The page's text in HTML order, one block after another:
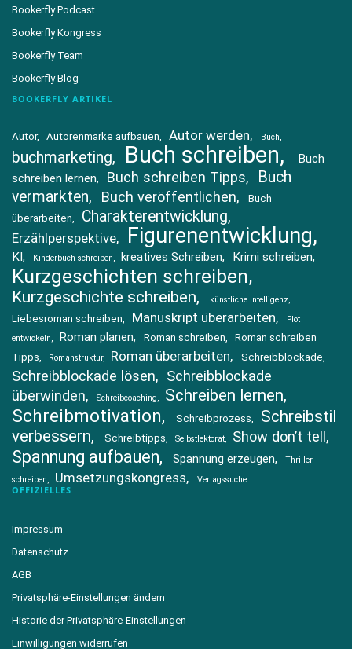
Bookerfly Podcast
Bookerfly Kongress
Bookerfly Team
Bookerfly Blog
BOOKERFLY ARTIKEL
Autor Autorenmarke aufbauen Autor werden Buch
buchmarketing Buch schreiben
Buch
schreiben lernen
Buch schreiben Tipps
Buch
vermarkten
Buch veröffentlichen
Buch
überarbeiten
Charakterentwicklung
Erzählperspektive Figurenentwicklung
KI Kinderbuch schreiben kreatives Schreiben Krimi schreiben
Kurzgeschichten schreiben
Kurzgeschichte schreiben künstliche Intelligenz
Liebesroman schreiben Manuskript überarbeiten
Plot
entwickeln
Roman planen Roman schreiben
Roman schreiben
Tipps
Romanstruktur Roman überarbeiten Schreibblockade
Schreibblockade lösen
Schreibblockade
überwinden
Schreibcoaching Schreiben lernen
Schreibmotivation Schreibprozess
Schreibstil
verbessern
Schreibtipps Selbstlektorat Show don’t tell
Spannung aufbauen Spannung erzeugen
Thriller
schreiben
Umsetzungskongress Verlagssuche
OFFIZIELLES
Impressum
Datenschutz
AGB
Privatsphäre-Einstellungen ändern
Historie der Privatsphäre-Einstellungen
Einwilligungen widerrufen